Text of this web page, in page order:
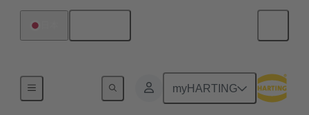
myHARTING
電流：16A以下